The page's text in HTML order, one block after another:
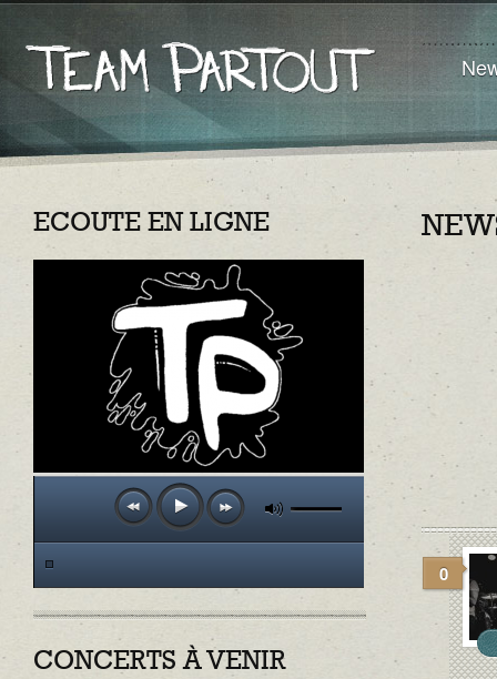
ECOUTE EN LIGNE
CONCERTS À VENIR
0